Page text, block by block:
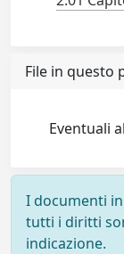
File in questo
Eventuali
I documenti
tutti i diritti
indicazione.